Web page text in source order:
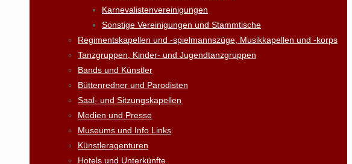
Karnevalistenvereinigungen
Sonstige Vereinigungen und Stammtische
Regimentskapellen und -spielmannszüge, Musikkapellen und -korps
Tanzgruppen, Kinder- und Jugendtanzgruppen
Bands und Künstler
Büttenredner und Parodisten
Saal- und Sitzungskapellen
Medien und Presse
Museums und Info Links
Künstleragenturen
Hotels und Unterkünfte